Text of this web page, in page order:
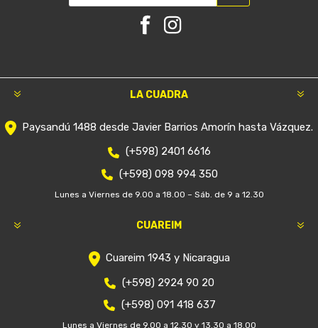
LA CUADRA
Paysandú 1488 desde Javier Barrios Amorín hasta Vázquez.
(+598) 2401 6616
(+598) 098 994 350
Lunes a Viernes de 9.00 a 18.00 – Sáb. de 9 a 12.30
CUAREIM
Cuareim 1943 y Nicaragua
(+598) 2924 90 20
(+598) 091 418 637
Lunes a Viernes de 9.00 a 12.30 y 13.30 a 18.00